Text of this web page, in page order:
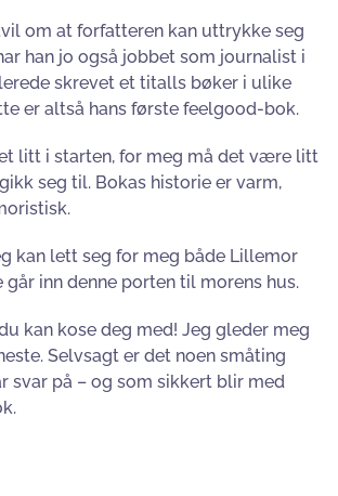
om at forfatteren kan uttrykke seg
han jo også jobbet som journalist i
skrevet et titalls bøker i ulike
er altså hans første feelgood-bok.
litt i starten, for meg må det være litt
seg til. Bokas historie er varm,
kan lett seg for meg både Lillemor
går inn denne porten til morens hus.
kan kose deg med! Jeg gleder meg
Selvsagt er det noen småting
svar på – og som sikkert blir med